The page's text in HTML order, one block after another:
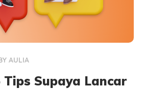
AULIA
Supaya Lancar